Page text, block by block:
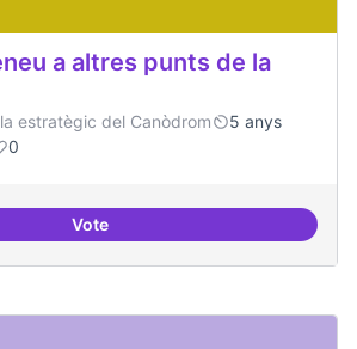
a altres punts de la
estratègic del Canòdrom
5 anys
0
VoteAntenes Ateneu a altres punts